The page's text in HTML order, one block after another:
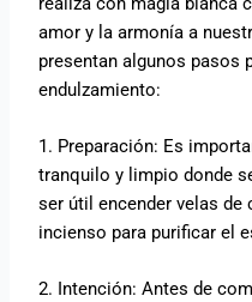
amor y la armonía a
presentan algunos pasos
endulzamiento:
1. Preparación: Es
tranquilo y limpio donde
ser útil encender velas
incienso para purificar el
2. Intención: Antes de